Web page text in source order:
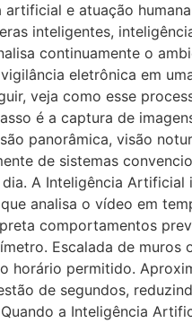
e atuação
inteligentes,
continuamente o
eletrônica em
veja como esse
é a captura de
panorâmica, visão
de sistemas
A Inteligência
analisa o vídeo em
comportamentos
Escalada de
horário permitido.
de segundos,
a Inteligência